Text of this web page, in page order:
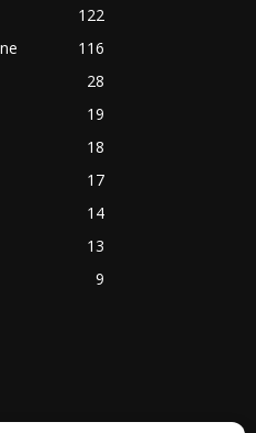
122
116
28
19
18
17
14
13
9